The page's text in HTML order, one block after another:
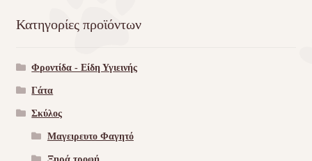
Κατηγορίες προϊόντων
Φροντίδα - Είδη Υγιεινής
Γάτα
Σκύλος
Μαγειρευτο Φαγητό